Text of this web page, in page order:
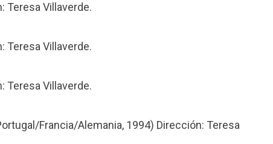
Teresa Villaverde.
Teresa Villaverde.
Teresa Villaverde.
Francia/Alemania, 1994) Dirección: Teresa